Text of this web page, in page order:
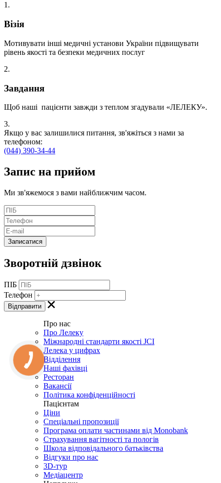
1.
Візія
Мотивувати інші медичні установи України підвищувати
рівень якості та безпеки медичних послуг
2.
Завдання
Щоб наші пацієнти завжди з теплом згадували «ЛЕЛЕКУ».
3.
Якщо у вас залишилися питання, зв'яжіться з нами за
телефоном:
(044) 390-34-44
Запис на прийом
Ми зв'яжемося з вами найближчим часом.
Зворотній дзвінок
ПІБ
Телефон
Про нас
Про Лелеку
Міжнародні стандарти якості JCI
Лелека у цифрах
Відділення
Наші фахівці
Ресторан
Вакансії
Політика конфіденційності
Пацієнтам
Ціни
Спеціальні пропозиції
Програма оплати частинами від Monobank
Страхування вагітності та пологів
Школа відповідального батьківства
Відгуки про нас
3D-тур
Медіацентр